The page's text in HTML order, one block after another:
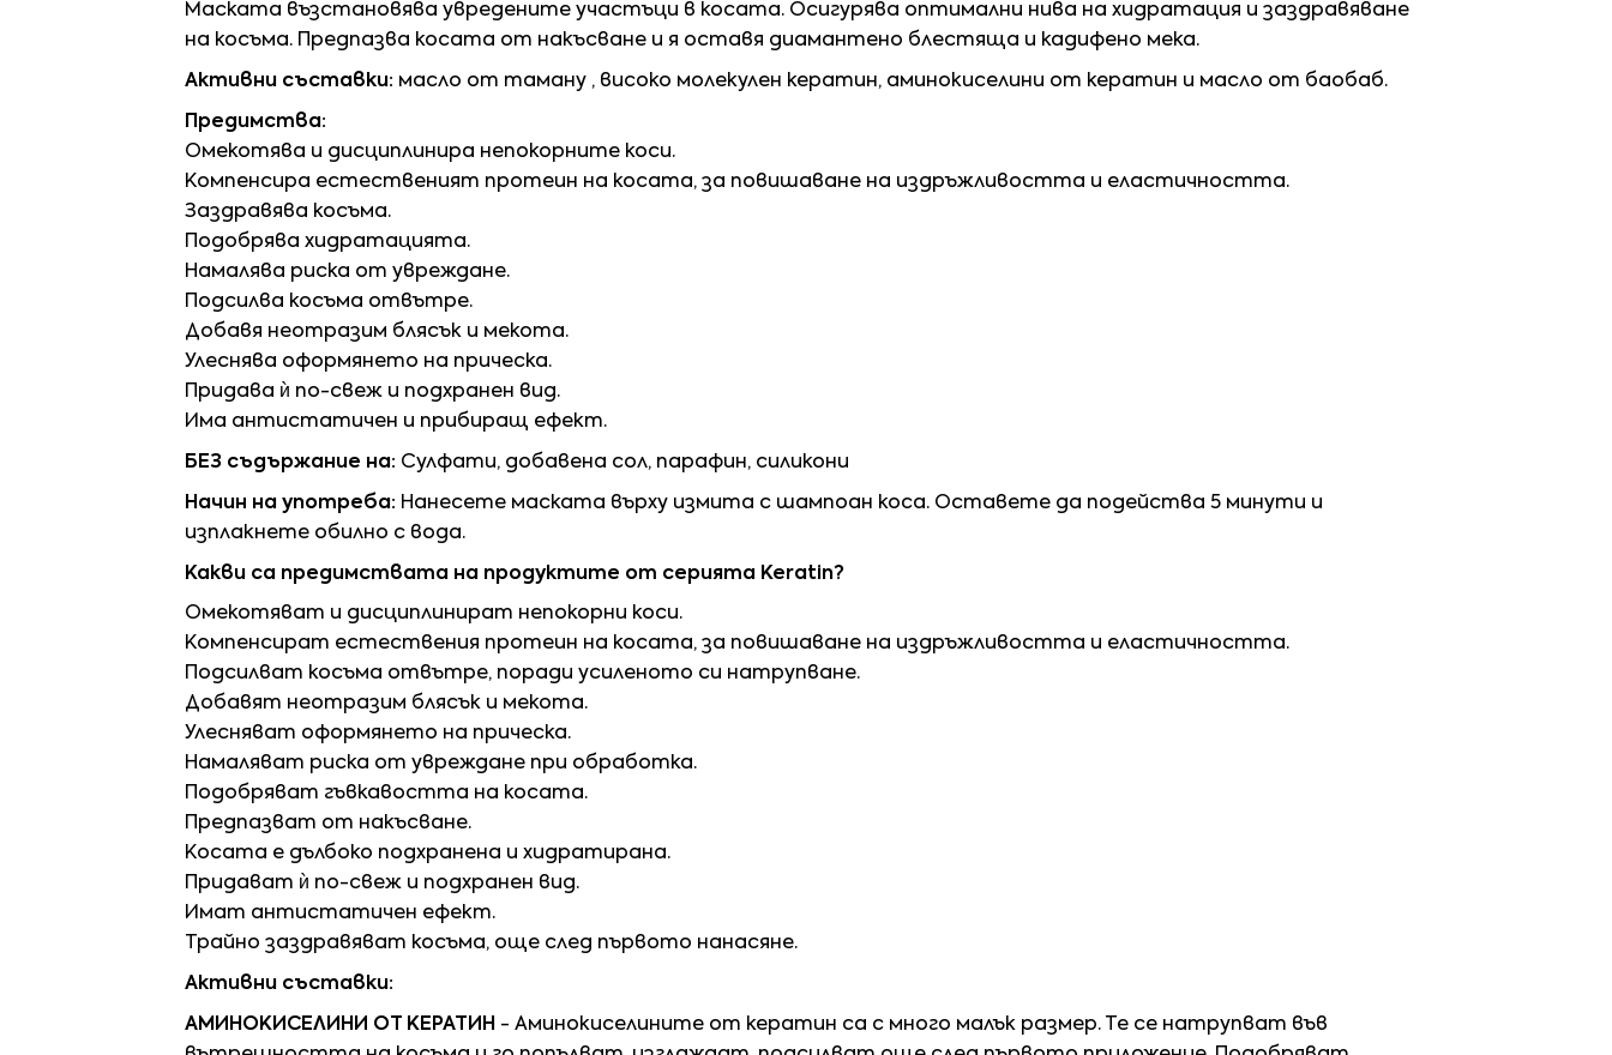
Маската възстановява увредените участъци в косата. Осигурява оптимални нива на хидратация и заздравяване
на косъма. Предпазва косата от накъсване и я оставя диамантено блестяща и кадифено мека.
Активни съставки: масло от таману , високо молекулен кератин, аминокиселини от кератин и масло от баобаб.
Предимства:
Омекотява и дисциплинира непокорните коси.
Компенсира естественият протеин на косата, за повишаване на издръжливостта и еластичността.
Заздравява косъма.
Подобрява хидратацията.
Намалява риска от увреждане.
Подсилва косъма отвътре.
Добавя неотразим блясък и мекота.
Улеснява оформянето на прическа.
Придава ѝ по-свеж и подхранен вид.
Има антистатичен и прибиращ ефект.
БЕЗ съдържание на: Сулфати, добавена сол, парафин, силикони
Начин на употреба: Нанесете маската върху измита с шампоан коса. Оставете да подейства 5 минути и
изплакнете обилно с вода.
Какви са предимствата на продуктите от серията Keratin?
Омекотяват и дисциплинират непокорни коси.
Компенсират естествения протеин на косата, за повишаване на издръжливостта и еластичността.
Подсилват косъма отвътре, поради усиленото си натрупване.
Добавят неотразим блясък и мекота.
Улесняват оформянето на прическа.
Намаляват риска от увреждане при обработка.
Подобряват гъвкавостта на косата.
Предпазват от накъсване.
Косата е дълбоко подхранена и хидратирана.
Придават ѝ по-свеж и подхранен вид.
Имат антистатичен ефект.
Трайно заздравяват косъма, още след първото нанасяне.
Активни съставки:
АМИНОКИСЕЛИНИ ОТ КЕРАТИН - Аминокиселините от кератин са с много малък размер. Те се натрупват във